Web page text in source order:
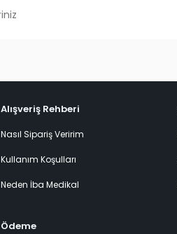
Alışveriş Rehberi
Nasıl Sipariş Veririm
Kullanım Koşulları
Neden İba Medikal
Ödeme